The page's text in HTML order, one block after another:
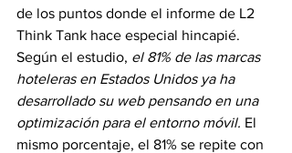
de los puntos donde el informe de L2
Think Tank hace especial hincapié.
Según el estudio, el 81% de las marcas
hoteleras en Estados Unidos ya ha
desarrollado su web pensando en una
optimización para el entorno móvil. El
mismo porcentaje, el 81% se repite con